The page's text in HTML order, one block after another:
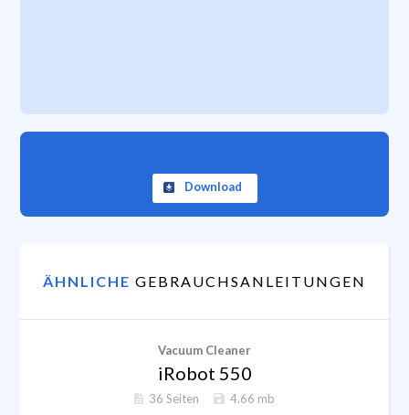
Download
ÄHNLICHE GEBRAUCHSANLEITUNGEN
Vacuum Cleaner
iRobot 550
36 Seiten 4.66 mb